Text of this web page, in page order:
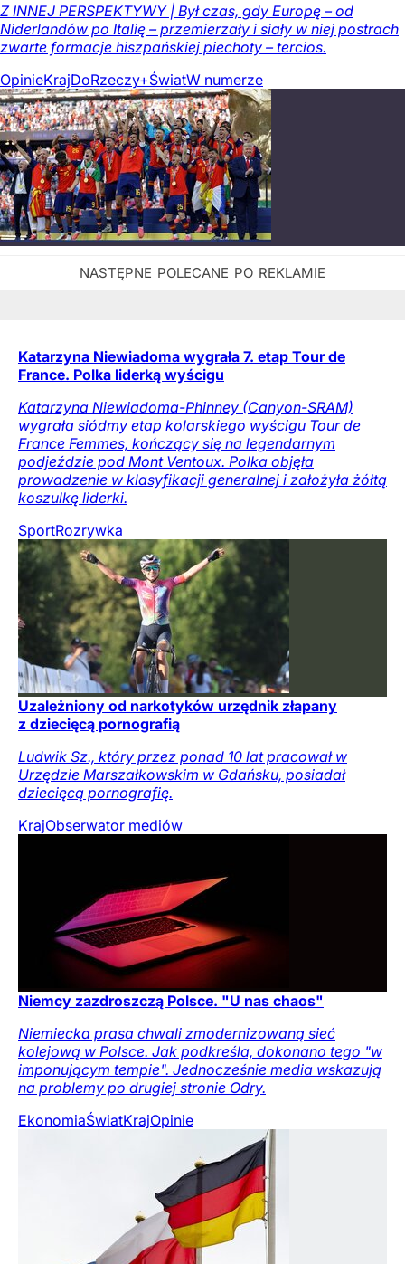
Z INNEJ PERSPEKTYWY | Był czas, gdy Europę – od
Niderlandów po Italię – przemierzały i siały w niej postrach
zwarte formacje hiszpańskiej piechoty – tercios.
OpinieKrajDoRzeczy+ŚwiatW numerze
Katarzyna Niewiadoma wygrała 7. etap Tour de
France. Polka liderką wyścigu
Katarzyna Niewiadoma-Phinney (Canyon-SRAM)
wygrała siódmy etap kolarskiego wyścigu Tour de
France Femmes, kończący się na legendarnym
podjeździe pod Mont Ventoux. Polka objęła
prowadzenie w klasyfikacji generalnej i założyła żółtą
koszulkę liderki.
SportRozrywka
Uzależniony od narkotyków urzędnik złapany
z dziecięcą pornografią
Ludwik Sz., który przez ponad 10 lat pracował w
Urzędzie Marszałkowskim w Gdańsku, posiadał
dziecięcą pornografię.
KrajObserwator mediów
Niemcy zazdroszczą Polsce. "U nas chaos"
Niemiecka prasa chwali zmodernizowaną sieć
kolejową w Polsce. Jak podkreśla, dokonano tego "w
imponującym tempie". Jednocześnie media wskazują
na problemy po drugiej stronie Odry.
EkonomiaŚwiatKrajOpinie